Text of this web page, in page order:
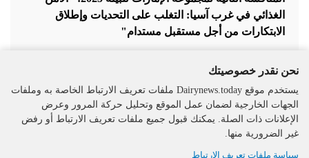
الغذائي في غرب آسيا: التغلب على التحديات وإطلاق
الابتكارات من أجل مستقبل مستدام"
نحن نقدر خصوصيتك
يستخدم موقع Dairynews.today ملفات تعريف الارتباط الخاصة به وملفات
الجهات الخارجية لضمان عمل الموقع وتحليل حركة المرور وعرض
الإعلانات ذات الصلة. يمكنك قبول جميع ملفات تعريف الارتباط أو رفض
غير الضرورية منها.
سياسة ملفات تعريف الارتباط